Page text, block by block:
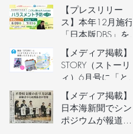
のご案内&7月3日
説明会開催
【プレスリリー
ス】本年12月施行
「日本版DBS」を見
据え、フリースク
ール運営者など子
どもに関わる大人
メント予防講座」
を6月20日(土)にオ
ンライン開催。フ
【メディア掲載】
STORY（ストーリ
ィ）6月号に「とま
り木オンライン」
を掲載いただきま
した！
【メディア掲載】
日本海新聞でシン
ポジウムが報道さ